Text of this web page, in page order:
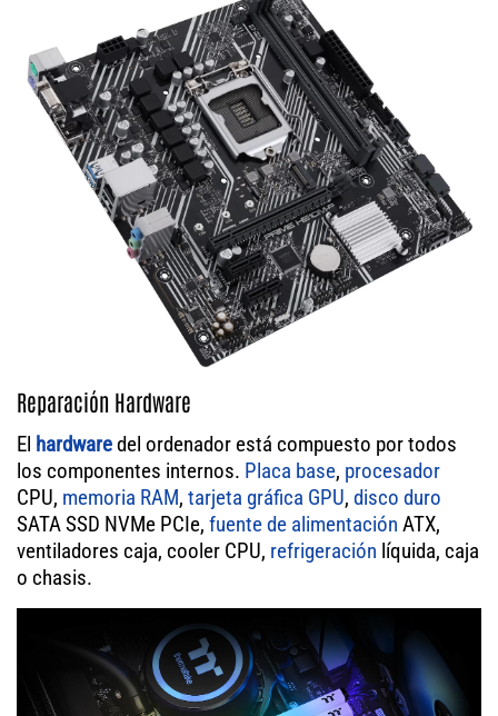
Reparación Hardware
El hardwaredel ordenador está compuesto por todos
los componentes internos. Placa base, procesador
CPU, memoria RAM, tarjeta gráfica GPU, disco duro
SATA SSD NVMe PCIe, fuente de alimentación ATX,
ventiladores caja, cooler CPU, refrigeración líquida, caja
o chasis.